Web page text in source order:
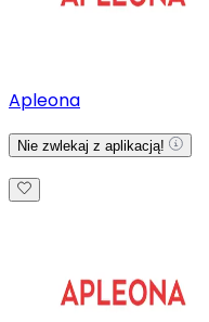
Apleona
Nie zwlekaj z aplikacją!